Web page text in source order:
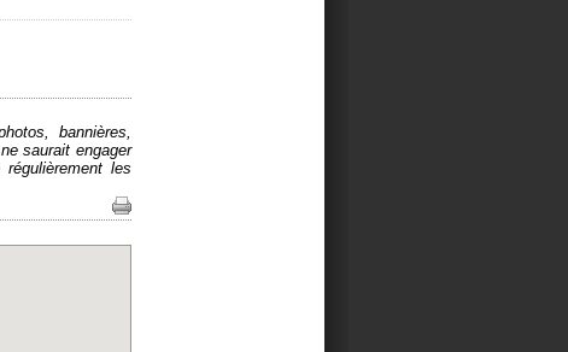
bannières,
saurait engager
les